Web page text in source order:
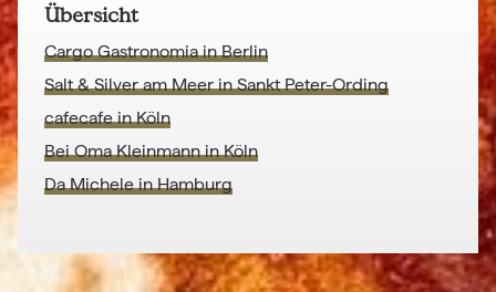
Übersicht
Cargo Gastronomia in Berlin
Salt & Silver am Meer in Sankt Peter-Ording
cafecafe in Köln
Bei Oma Kleinmann in Köln
Da Michele in Hamburg